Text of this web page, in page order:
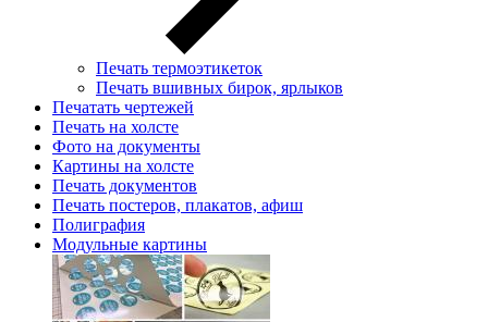
Печать термоэтикеток
Печать вшивных бирок, ярлыков
Печатать чертежей
Печать на холсте
Фото на документы
Картины на холсте
Печать документов
Печать постеров, плакатов, афиш
Полиграфия
Модульные картины